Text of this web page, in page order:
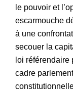
le pouvoir et
escarmouche
à une
secouer la
loi
cadre